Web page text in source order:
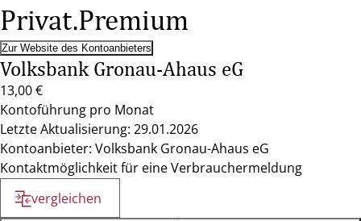
Privat.Premium
Zur Website des Kontoanbieters
Volksbank Gronau-Ahaus eG
13,00 €
Kontoführung pro Monat
Letzte Aktualisierung: 29.01.2026
Kontoanbieter: Volksbank Gronau-Ahaus eG
Kontaktmöglichkeit für eine Verbrauchermeldung
vergleichen